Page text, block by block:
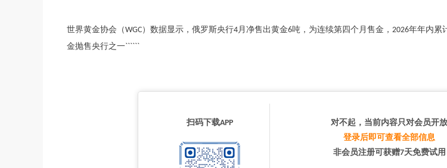
世界黄金协会（WGC）数据显示，俄罗斯央行4月净售出黄金6吨，为连续第四个月售金，2026年年内
金抛售央行之一``````
扫码下载APP
对不起，当前内容只对会员开放
登录后即可查看全部信息
非会员注册可获赠7天免费试用